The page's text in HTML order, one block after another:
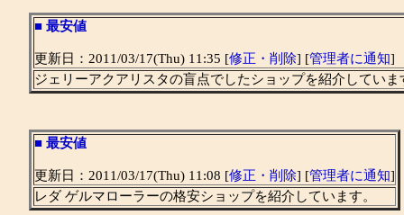
■ 最安値
更新日：2011/03/17(Thu) 11:35 [修正・削除] [管理者に通知]
ジェリーアクアリスタの盲点でしたショップを紹介していま
■ 最安値
更新日：2011/03/17(Thu) 11:08 [修正・削除] [管理者に通知]
レダ ゲルマローラーの格安ショップを紹介しています。